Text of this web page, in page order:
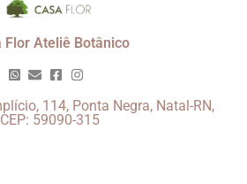
Flor Ateliê Botânico
114, Ponta Negra, Natal-RN,
CEP: 59090-315